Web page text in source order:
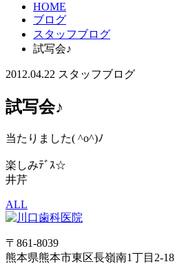
HOME
ブログ
スタッフブログ
試写会♪
2012.04.22 スタッフブログ
試写会♪
当たりました( ^o^)ﾉ
楽しみﾃﾞｽ☆
井芹
ALL
〒861-8039
熊本県熊本市東区長嶺南1丁目2-18